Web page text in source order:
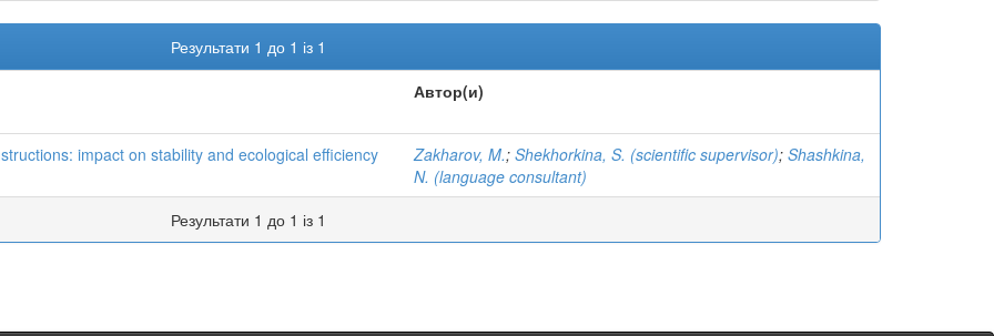
Результати 1 до 1 із 1
Автор(и)
impact on stability and ecological efficiency Zakharov, M.; Shekhorkina, S. (scientific supervisor); Shashkina,
N. (language consultant)
Результати 1 до 1 із 1